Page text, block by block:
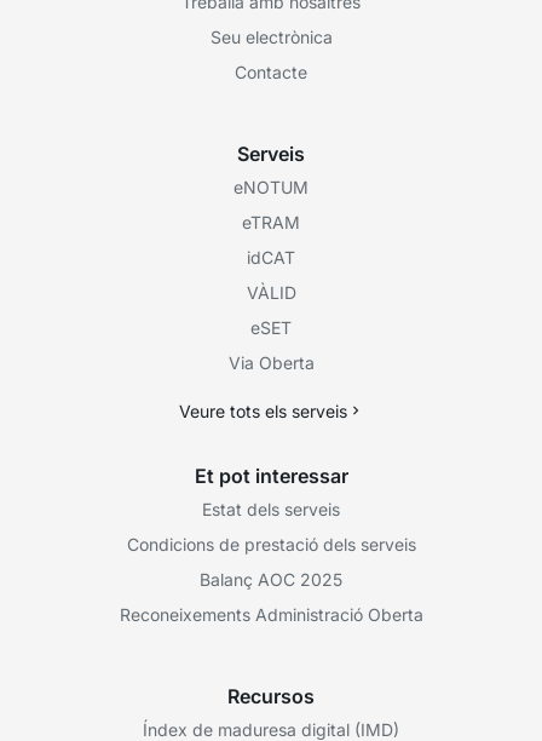
Seu electrònica
Contacte
Serveis
eNOTUM
eTRAM
idCAT
VÀLID
eSET
Via Oberta
Veure tots els serveis
Et pot interessar
Estat dels serveis
Condicions de prestació dels serveis
Balanç AOC 2025
Reconeixements Administració Oberta
Recursos
Índex de maduresa digital (IMD)